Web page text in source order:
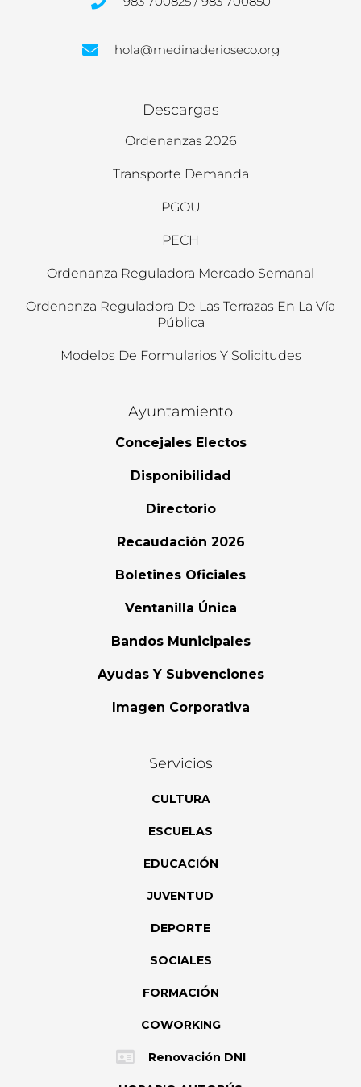
hola@medinaderioseco.org
Descargas
Ordenanzas 2026
Transporte Demanda
PGOU
PECH
Ordenanza Reguladora Mercado Semanal
Ordenanza Reguladora De Las Terrazas En La Vía
Pública
Modelos De Formularios Y Solicitudes
Ayuntamiento
Concejales Electos
Disponibilidad
Directorio
Recaudación 2026
Boletines Oficiales
Ventanilla Única
Bandos Municipales
Ayudas Y Subvenciones
Imagen Corporativa
Servicios
CULTURA
ESCUELAS
EDUCACIÓN
JUVENTUD
DEPORTE
SOCIALES
FORMACIÓN
COWORKING
Renovación DNI